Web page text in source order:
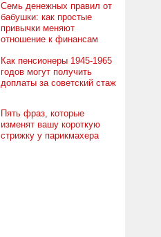
Семь денежных правил от
бабушки: как простые
привычки меняют
отношение к финансам
Как пенсионеры 1945-1965
годов могут получить
доплаты за советский стаж
Пять фраз, которые
изменят вашу короткую
стрижку у парикмахера